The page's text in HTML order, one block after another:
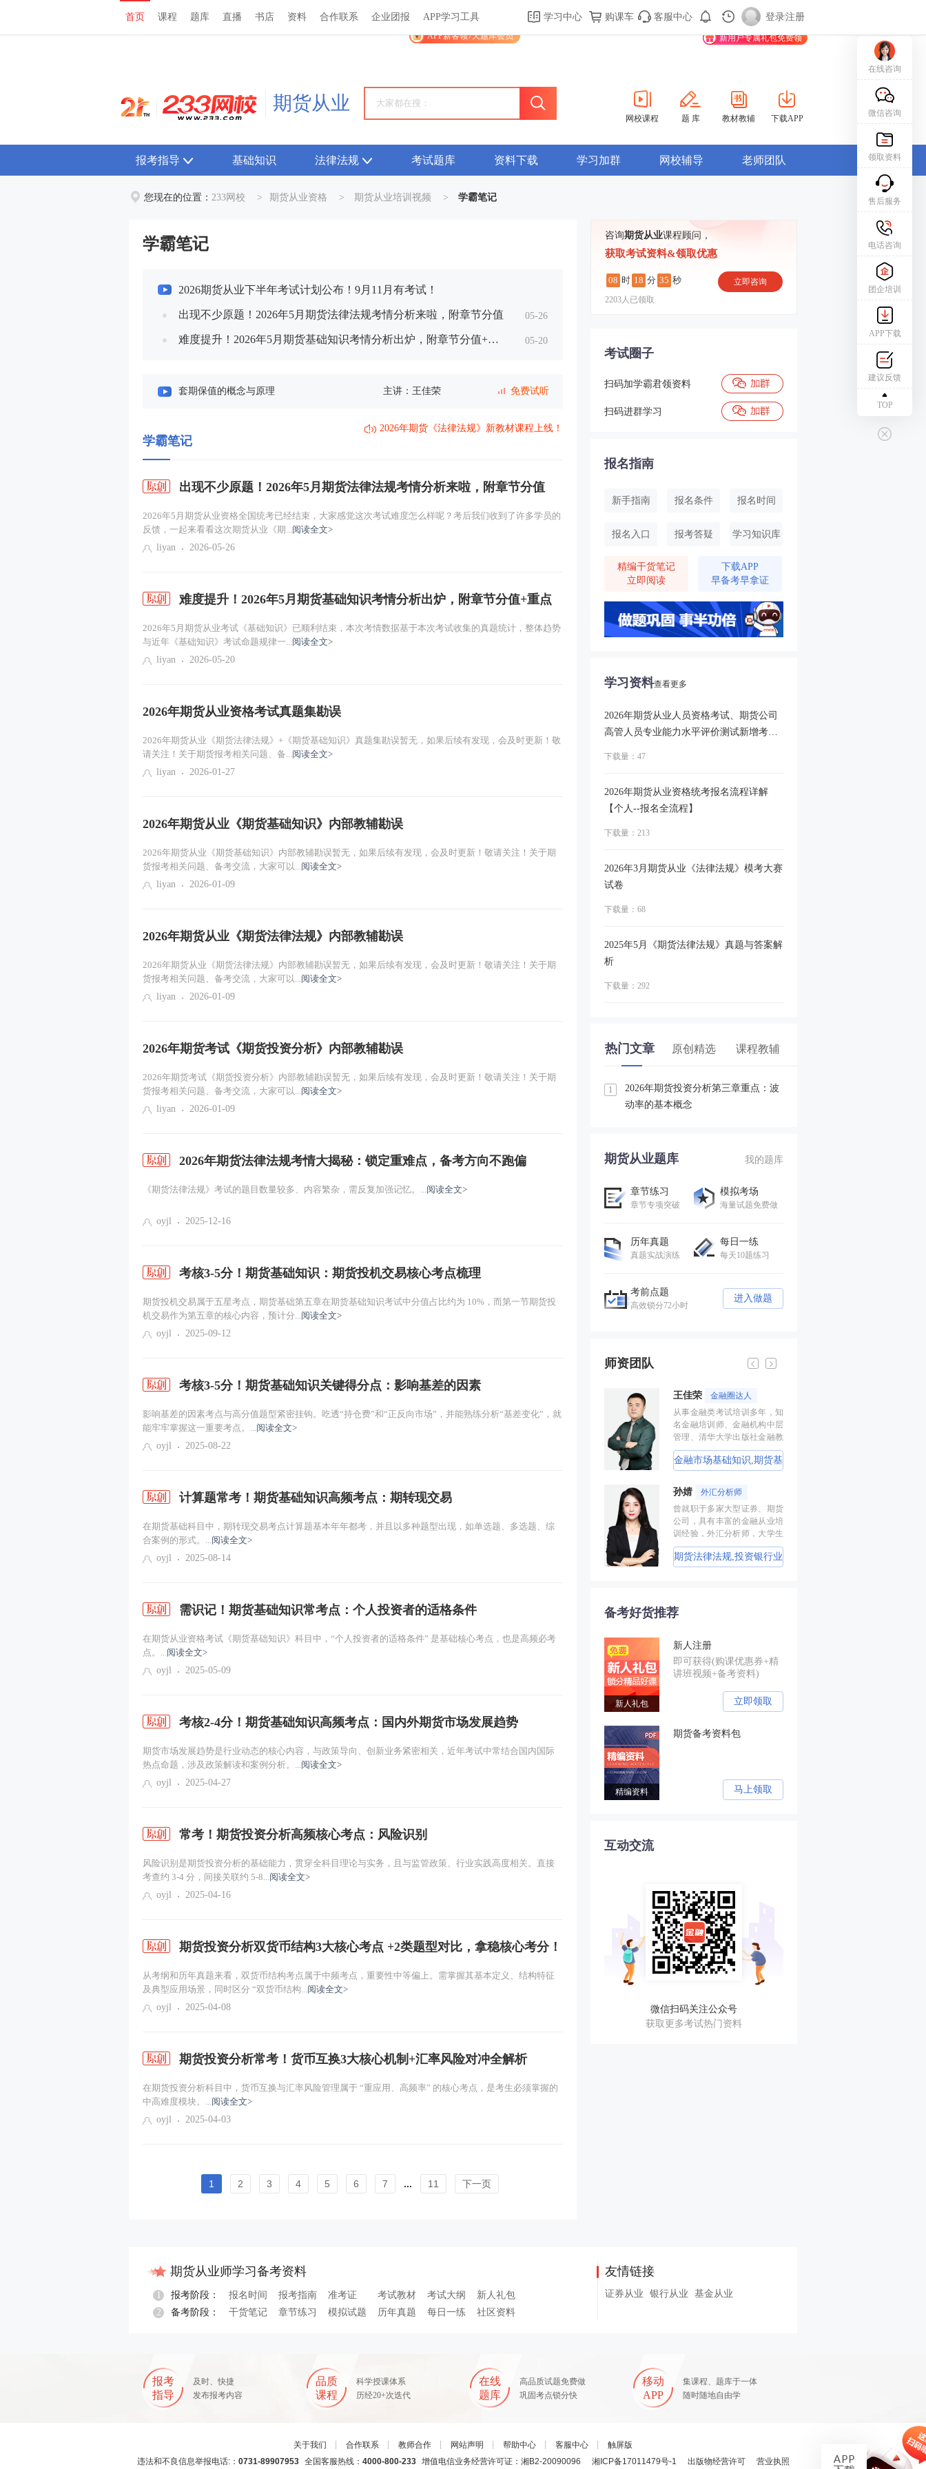
首页 课程 题库 直播 书店 资料 合作联系 企业团报 APP学习工具 学习中心 购课车 客服中心 登录|注册
首页 课程 题库 直播 书店 资料 关于我们 帮助中心 APP学习工具
APP新客领7天题库会员
渠道合作 企业团报 购课车 登录/注册
新用户专属礼包免费领
期货从业
网校课程 题 库 教材教辅 下载APP
报考指导 基础知识 法律法规 考试题库 资料下载 学习加群 网校辅导 老师团队
您现在的位置： 233网校 > 期货从业资格 > 期货从业培训视频 > 学霸笔记
学霸笔记
2026期货从业下半年考试计划公布！9月11月有考试！
出现不少原题！2026年5月期货法律法规考情分析来啦，附章节分值 05-26
难度提升！2026年5月期货基础知识考情分析出炉，附章节分值+重 05-20
套期保值的概念与原理 主讲：王佳荣 免费试听
主讲：王佳荣 免费试听
外汇与汇率 主讲：王佳荣 免费试听
股票与股票价格指数
项目导学 主讲：王佳荣 免费试听
衍生品市场的产生与发展 主讲：王佳荣 免费试听
学霸笔记
2026年期货《法律法规》新教材课程上线！
出现不少原题！2026年5月期货法律法规考情分析来啦，附章节分值
2026年5月期货从业资格全国统考已经结束，大家感觉这次考试难度怎么样呢？考后我们收到了许多学员的
反馈，一起来看看这次期货从业《期...阅读全文>
liyan
2026-05-26
难度提升！2026年5月期货基础知识考情分析出炉，附章节分值+重点
2026年5月期货从业考试《基础知识》已顺利结束，本次考情数据基于本次考试收集的真题统计，整体趋势
与近年《基础知识》考试命题规律一...阅读全文>
liyan
2026-05-20
2026年期货从业资格考试真题集勘误
2026年期货从业《期货法律法规》+《期货基础知识》真题集勘误暂无，如果后续有发现，会及时更新！敬
请关注！关于期货报考相关问题、备...阅读全文>
liyan
2026-01-27
2026年期货从业《期货基础知识》内部教辅勘误
2026年期货从业《期货基础知识》内部教辅勘误暂无，如果后续有发现，会及时更新！敬请关注！关于期
货报考相关问题、备考交流，大家可以...阅读全文>
liyan
2026-01-09
2026年期货从业《期货法律法规》内部教辅勘误
2026年期货从业《期货法律法规》内部教辅勘误暂无，如果后续有发现，会及时更新！敬请关注！关于期
货报考相关问题、备考交流，大家可以...阅读全文>
liyan
2026-01-09
2026年期货考试《期货投资分析》内部教辅勘误
2026年期货考试《期货投资分析》内部教辅勘误暂无，如果后续有发现，会及时更新！敬请关注！关于期
货报考相关问题、备考交流，大家可以...阅读全文>
liyan
2026-01-09
2026年期货法律法规考情大揭秘：锁定重难点，备考方向不跑偏
《期货法律法规》考试的题目数量较多、内容繁杂，需反复加强记忆。...阅读全文>
oyjl 2025-12-16
考核3-5分！期货基础知识：期货投机交易核心考点梳理
期货投机交易属于五星考点，期货基础第五章在期货基础知识考试中分值占比约为 10%，而第一节期货投
机交易作为第五章的核心内容，预计分...阅读全文>
oyjl
2025-09-12
考核3-5分！期货基础知识关键得分点：影响基差的因素
影响基差的因素考点与高分值题型紧密挂钩。吃透“持仓费”和“正反向市场”，并能熟练分析“基差变化”，就
能牢牢掌握这一重要考点。...阅读全文>
oyjl
2025-08-22
计算题常考！期货基础知识高频考点：期转现交易
在期货基础科目中，期转现交易考点计算题基本年年都考，并且以多种题型出现，如单选题、多选题、综
合案例的形式。...阅读全文>
oyjl
2025-08-14
需识记！期货基础知识常考点：个人投资者的适格条件
在期货从业资格考试《期货基础知识》科目中，“个人投资者的适格条件” 是基础核心考点，也是高频必考
点。...阅读全文>
oyjl
2025-05-09
考核2-4分！期货基础知识高频考点：国内外期货市场发展趋势
期货市场发展趋势是行业动态的核心内容，与政策导向、创新业务紧密相关，近年考试中常结合国内国际
热点命题，涉及政策解读和案例分析。...阅读全文>
oyjl
2025-04-27
常考！期货投资分析高频核心考点：风险识别
风险识别是期货投资分析的基础能力，贯穿全科目理论与实务，且与监管政策、行业实践高度相关。直接
考查约 3-4 分，间接关联约 5-8...阅读全文>
oyjl
2025-04-16
期货投资分析双货币结构3大核心考点 +2类题型对比，拿稳核心考分！
从考纲和历年真题来看，双货币结构考点属于中频考点，重要性中等偏上。需掌握其基本定义、结构特征
及典型应用场景，同时区分 “双货币结构...阅读全文>
oyjl
2025-04-08
期货投资分析常考！货币互换3大核心机制+汇率风险对冲全解析
在期货投资分析科目中，货币互换与汇率风险管理属于 “重应用、高频率” 的核心考点，是考生必须掌握的
中高难度模块。...阅读全文>
oyjl
2025-04-03
1 2 3 4 5 6 7 ... 11 下一页
咨询期货从业课程顾问，
获取考试资料&领取优惠
08 时 18 分 34 秒
2203 人已领取
立即咨询
考试圈子
扫码加学霸君领资料
扫码进群学习
报名指南
新手指南 报名条件 报名时间
报名入口 报考答疑 学习知识库
精编干货笔记
立即阅读
下载APP
早备考早拿证
学习资料查看更多
2026年期货从业人员资格考试、期货公司
高管人员专业能力水平评价测试新增考核
下载量：47
2026年期货从业资格统考报名流程详解
【个人--报名全流程】
下载量：213
2026年3月期货从业《法律法规》模考大赛
试卷
下载量：68
2025年5月《期货法律法规》真题与答案解
析
下载量：292
热门文章 原创精选 课程教辅
1
2026年期货投资分析第三章重点：波
动率的基本概念
期货从业题库 我的题库
章节练习
章节专项突破
模拟考场
海量试题免费做
历年真题
真题实战演练
每日一练
每天10题练习
考前点题
高效锁分72小时
进入做题
师资团队
王佳荣
金融圈达人
从事金融类考试培训多年，知
名金融培训师、金融机构中层
管理、清华大学出版社金融教
材副主编、上海人才培训市场
促进中心特聘讲师。人称金融
金融市场基础知识,期货基
级金融
孙婧
外汇分析师
曾就职于多家大型证券、期货
公司，具有丰富的金融从业培
训经验，外汇分析师，大学生
金融交易大赛评委，同时拥有
金融类多个从业资格。
期货法律法规,投资银行业
规与综合能力,初级法律法
备考好货推荐
新人礼包
新人注册
即可获得(购课优惠券+精
讲班视频+备考资料)
立即领取
精编资料
期货备考资料包
马上领取
互动交流
微信扫码关注公众号
获取更多考试热门资料
期货从业师学习备考资料
1 报考阶段： 报名时间 报考指南 准考证 考试教材 考试大纲
新人礼包
报名指导
2 备考阶段： 干货笔记 章节练习 模拟试题 历年真题 每日一练 社区资料
友情链接
证券从业 银行从业 基金从业
报考
指导
及时、快捷
发布报考内容
品质
课程
科学授课体系
历经20+次迭代
在线
题库
高品质试题免费做
巩固考点锁分快
移动
APP
集课程、题库于一体
随时随地自由学
关于我们 ┊ 合作联系 ┊ 教师合作 ┊ 网站声明 ┊ 帮助中心 ┊ 客服中心 ┊ 触屏版
违法和不良信息举报电话:： 0731-89907953全国客服热线： 4000-800-233增值电信业务经营许可证：湘B2-20090096 湘ICP备17011479号-1 出版物经营许可 营业执照
在线咨询
微信咨询
领取资料
售后服务
电话咨询
团企培训
APP下载
建议反馈
TOP